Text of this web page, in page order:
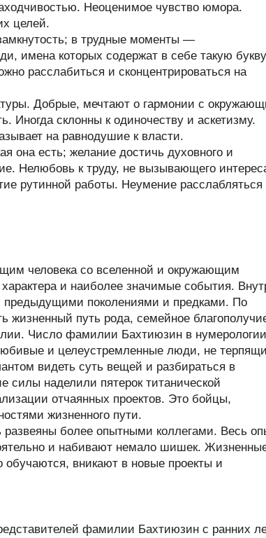
Неоценимое чувство юмора.
целей.
в трудные моменты —
имена которых содержат в себе такую
расслабиться и сконцентрироваться на
Добрые, мечтают о гармонии с
Иногда склонны к одиночеству и аскетизму.
на равнодушие к власти.
она есть; желание достичь духовного и
Нелюбовь к труду, не вызывающего
рутинной работы. Неумение расслабляться
человека со вселенной и окружающим
и наиболее значимые события.
предыдущими поколениями и предками. По
путь рода, семейное
Число фамилии Бахтиюзин в нумерологии
и целеустремленные люди, не
видеть суть вещей и разбираться в
наделили пятерок титанической
отчаянных проектов. Это бойцы,
жизненного пути.
более опытными коллегами. Весь
и набивают немало шишек.
вникают в новые проекты и
фамилии Бахтиюзин с ранних